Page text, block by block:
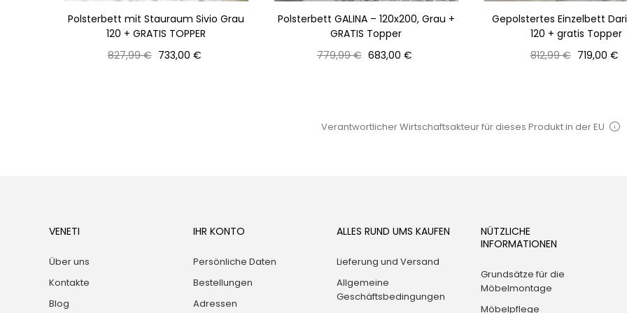
Polsterbett mit Stauraum Sivio Grau
120 + GRATIS TOPPER
Normaler
827,99 € Preis
733,00 €
Polsterbett GALINA – 120x200, Grau +
GRATIS Topper
Normaler
779,99 € Preis
683,00 €
Gepolstertes Einzelbett
120 + gratis Topper
Normaler
812,99 € Preis
719,00 €
Verantwortlicher Wirtschaftsakteur für dieses Produkt in der EU
VENETI
Über uns
Kontakte
Blog
IHR KONTO
Persönliche Daten
Bestellungen
Adressen
ALLES RUND UMS KAUFEN
Lieferung und Versand
Allgemeine
Geschäftsbedingungen
NÜTZLICHE
INFORMATIONEN
Grundsätze für die
Möbelmontage
Möbelpflege